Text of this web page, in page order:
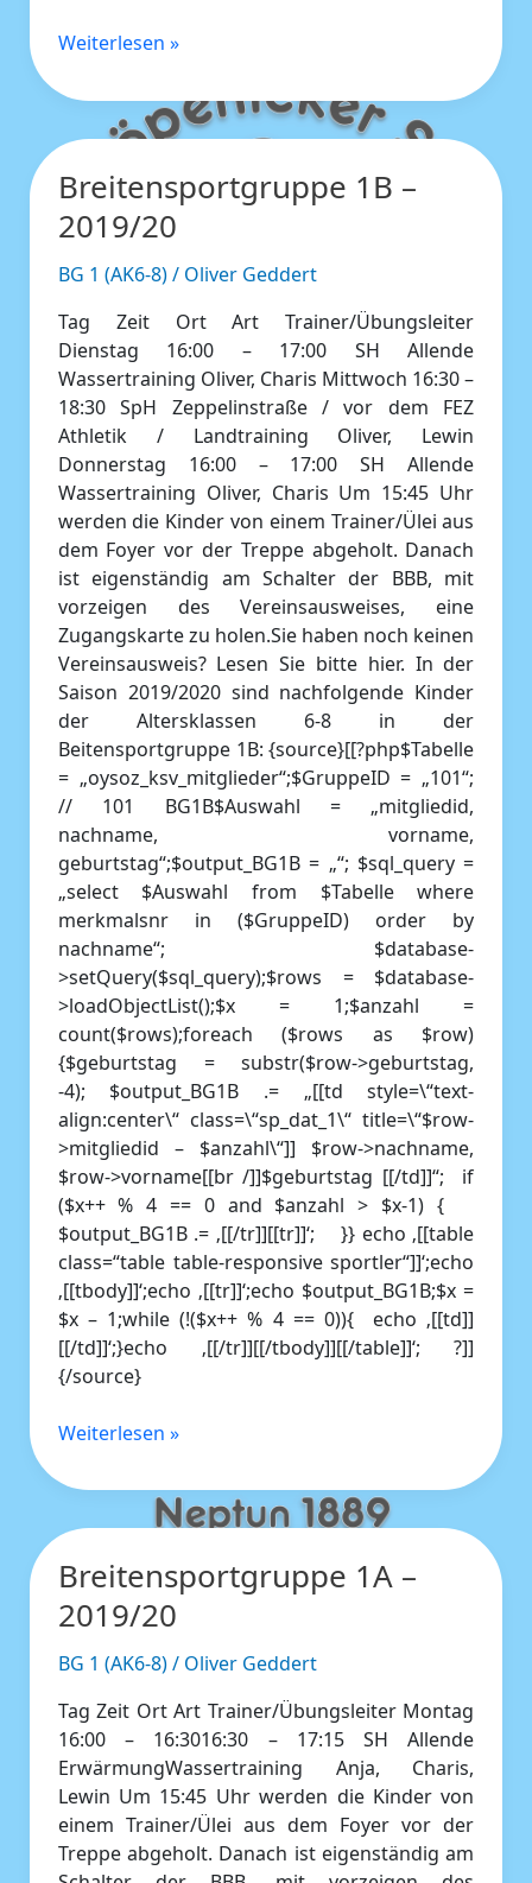
Weiterlesen »
Breitensportgruppe 1B –
2019/20
BG 1 (AK6-8)/ Oliver Geddert
Tag Zeit Ort Art Trainer/Übungsleiter
Dienstag 16:00 – 17:00 SH Allende
Wassertraining Oliver, Charis Mittwoch 16:30 –
18:30 SpH Zeppelinstraße / vor dem FEZ
Athletik / Landtraining Oliver, Lewin
Donnerstag 16:00 – 17:00 SH Allende
Wassertraining Oliver, Charis Um 15:45 Uhr
werden die Kinder von einem Trainer/Ülei aus
dem Foyer vor der Treppe abgeholt. Danach
ist eigenständig am Schalter der BBB, mit
vorzeigen des Vereinsausweises, eine
Zugangskarte zu holen.Sie haben noch keinen
Vereinsausweis? Lesen Sie bitte hier. In der
Saison 2019/2020 sind nachfolgende Kinder
der Altersklassen 6-8 in der
Beitensportgruppe 1B: {source}[[?php$Tabelle
= „oysoz_ksv_mitglieder“;$GruppeID = „101“;
// 101 BG1B$Auswahl = „mitgliedid,
nachname, vorname,
geburtstag“;$output_BG1B = „“; $sql_query =
„select $Auswahl from $Tabelle where
merkmalsnr in ($GruppeID) order by
nachname“; $database-
>setQuery($sql_query);$rows = $database-
>loadObjectList();$x = 1;$anzahl =
count($rows);foreach ($rows as $row)
{$geburtstag = substr($row->geburtstag,
-4); $output_BG1B .= „[[td style=\“text-
align:center\“ class=\“sp_dat_1\“ title=\“$row-
>mitgliedid – $anzahl\“]] $row->nachname,
$row->vorname[[br /]]$geburtstag [[/td]]“; if
($x++ % 4 == 0 and $anzahl > $x-1) {
$output_BG1B .= ‚[[/tr]][[tr]]‘; }} echo ‚[[table
class=“table table-responsive sportler“]]‘;echo
‚[[tbody]]‘;echo ‚[[tr]]‘;echo $output_BG1B;$x =
$x – 1;while (!($x++ % 4 == 0)){ echo ‚[[td]]
[[/td]]‘;}echo ‚[[/tr]][[/tbody]][[/table]]‘; ?]]
{/source}
Breitensportgruppe
–
2019/20
Weiterlesen »
Breitensportgruppe 1A –
2019/20
BG 1 (AK6-8)/ Oliver Geddert
Tag Zeit Ort Art Trainer/Übungsleiter Montag
16:00 – 16:3016:30 – 17:15 SH Allende
ErwärmungWassertraining Anja, Charis,
Lewin Um 15:45 Uhr werden die Kinder von
einem Trainer/Ülei aus dem Foyer vor der
Treppe abgeholt. Danach ist eigenständig am
Breitensportgruppe
1A
–
2019/20